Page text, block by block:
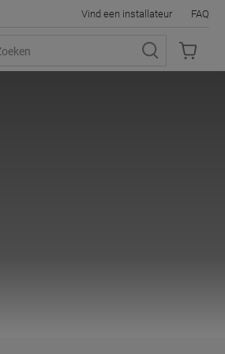
Vind een installateur FAQ